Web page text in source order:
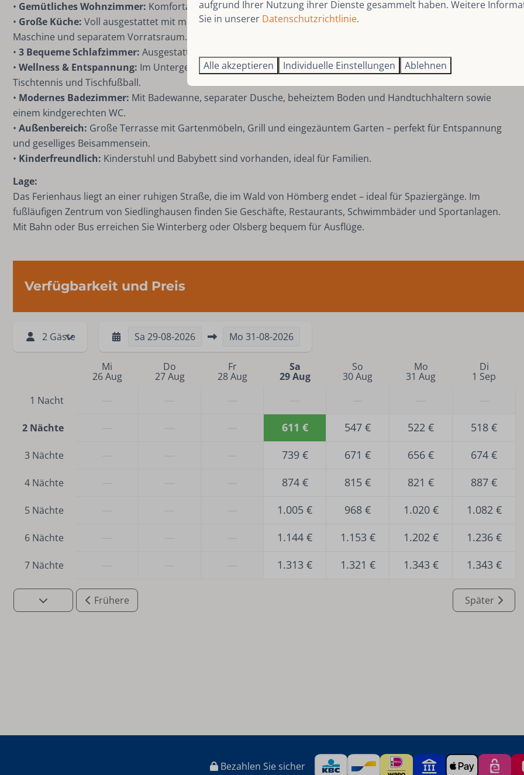
• Gemütliches Wohnzimmer: Komfortable Sitzecke und Esszimmer mit herrlichem Blick in die Natur.
• Große Küche: Voll ausgestattet mit modernem Komfort wie Induktionskochfeld, Geschirrspüler, Nespresso-
Maschine und separatem Vorratsraum.
• 3 Bequeme Schlafzimmer: Ausgestattet mit Boxspringbetten (90x210 cm und 80x200 cm) und viel Stauraum.
• Wellness & Entspannung: Im Untergeschoss finden Sie eine finnische Sauna, einen Billardtisch, Dartspiel,
Tischtennis und Tischfußball.
• Modernes Badezimmer: Mit Badewanne, separater Dusche, beheiztem Boden und Handtuchhaltern sowie
einem kindgerechten WC.
• Außenbereich: Große Terrasse mit Gartenmöbeln, Grill und eingezäuntem Garten – perfekt für Entspannung
und geselliges Beisammensein.
• Kinderfreundlich: Kinderstuhl und Babybett sind vorhanden, ideal für Familien.
Lage:
Das Ferienhaus liegt an einer ruhigen Straße, die im Wald von Hömberg endet – ideal für Spaziergänge. Im
fußläufigen Zentrum von Siedlinghausen finden Sie Geschäfte, Restaurants, Schwimmbäder und Sportanlagen.
Mit Bahn oder Bus erreichen Sie Winterberg oder Olsberg bequem für Ausflüge.
Verfügbarkeit und Preis
2 Gäste Sa 29-08-2026 Mo 31-08-2026
Mi
26 Aug
Do
27 Aug
Fr
28 Aug
Sa
29 Aug
So
30 Aug
Mo
31 Aug
Di
1 Sep
1 Nacht
2 Nächte 611 € 547 € 522 € 518 €
3 Nächte 739 € 671 € 656 € 674 €
4 Nächte 874 € 815 € 821 € 887 €
5 Nächte 1.005 € 968 € 1.020 € 1.082 €
6 Nächte 1.144 € 1.153 € 1.202 € 1.236 €
7 Nächte 1.313 € 1.321 € 1.343 € 1.343 €
Frühere Später
Bezahlen Sie sicher
aufgrund Ihrer Nutzung ihrer Dienste gesammelt haben. Weitere
Sie in unserer Datenschutzrichtlinie.
Alle akzeptieren Individuelle Einstellungen Ablehnen